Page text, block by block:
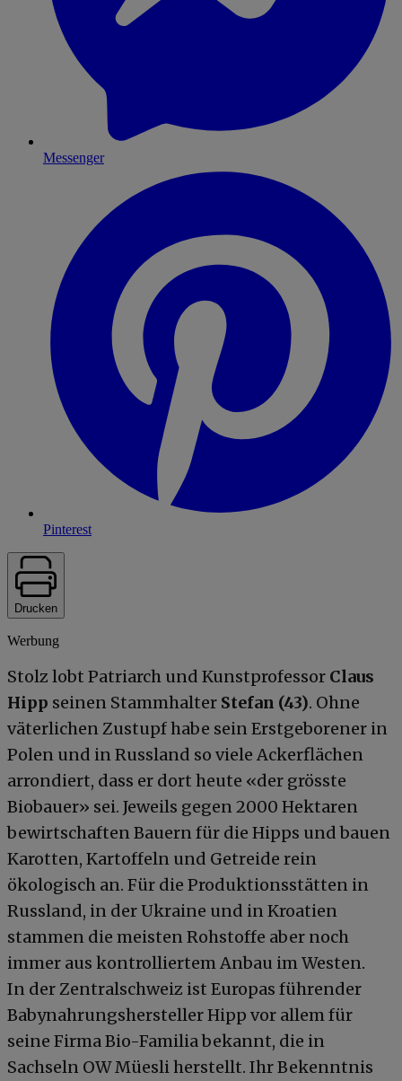
Messenger
Pinterest
Drucken
Werbung
Stolz lobt Patriarch und Kunstprofessor Claus
Hipp seinen Stammhalter Stefan (43). Ohne
väterlichen Zustupf habe sein Erstgeborener in
Polen und in Russland so viele Ackerflächen
arrondiert, dass er dort heute «der grösste
Biobauer» sei. Jeweils gegen 2000 Hektaren
bewirtschaften Bauern für die Hipps und bauen
Karotten, Kartoffeln und Getreide rein
ökologisch an. Für die Produktionsstätten in
Russland, in der Ukraine und in Kroatien
stammen die meisten Rohstoffe aber noch
immer aus kontrolliertem Anbau im Westen.
In der Zentralschweiz ist Europas führender
Babynahrungshersteller Hipp vor allem für
seine Firma Bio-Familia bekannt, die in
Sachseln OW Müesli herstellt. Ihr Bekenntnis